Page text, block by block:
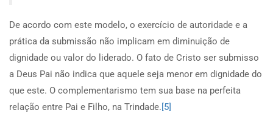
De acordo com este modelo, o exercício de autoridade e a
prática da submissão não implicam em diminuição de
dignidade ou valor do liderado. O fato de Cristo ser submisso
a Deus Pai não indica que aquele seja menor em dignidade do
que este. O complementarismo tem sua base na perfeita
relação entre Pai e Filho, na Trindade.[5]